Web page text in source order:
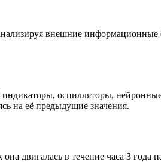
внешние
осцилляторы,
на её предыдущие значения.
двигалась в течение часа 3 года